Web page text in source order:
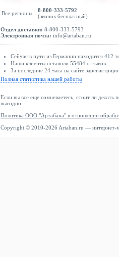
Все регионы
8-800-333-5792
(звонок бесплатный)
Отдел доставки: 8-800-333-5793
Электронная почта: info@artaban.ru
Сейчас в пути из Германии находится 412
Наши клиенты оставили 55484 отзывов.
За последние 24 часа на сайте
Полная статистика нашей работы
Если вы все еще сомневаетесь, стоит ли делать
выгодно.
Политика ООО "Артабана" в отношении
Copyright © 2010-2026 Artaban.ru — интернет-